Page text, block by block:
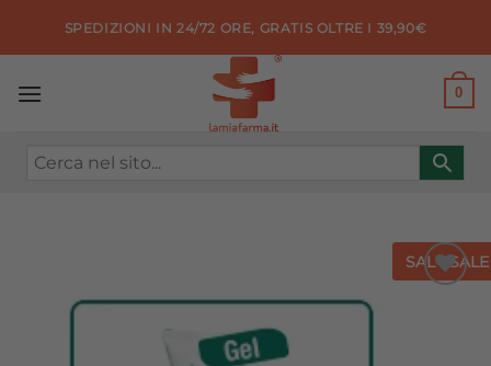
SPEDIZIONI IN 24/72 ORE, GRATIS OLTRE I 39,90€
0
SALE SALE